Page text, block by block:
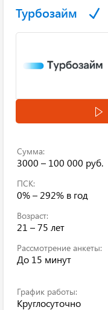
Турбозайм
Сумма:
3000 – 100 000 руб.
ПСК:
0% – 292% в год
Возраст:
21 – 75 лет
Рассмотрение анкеты:
До 15 минут
График работы:
Круглосуточно